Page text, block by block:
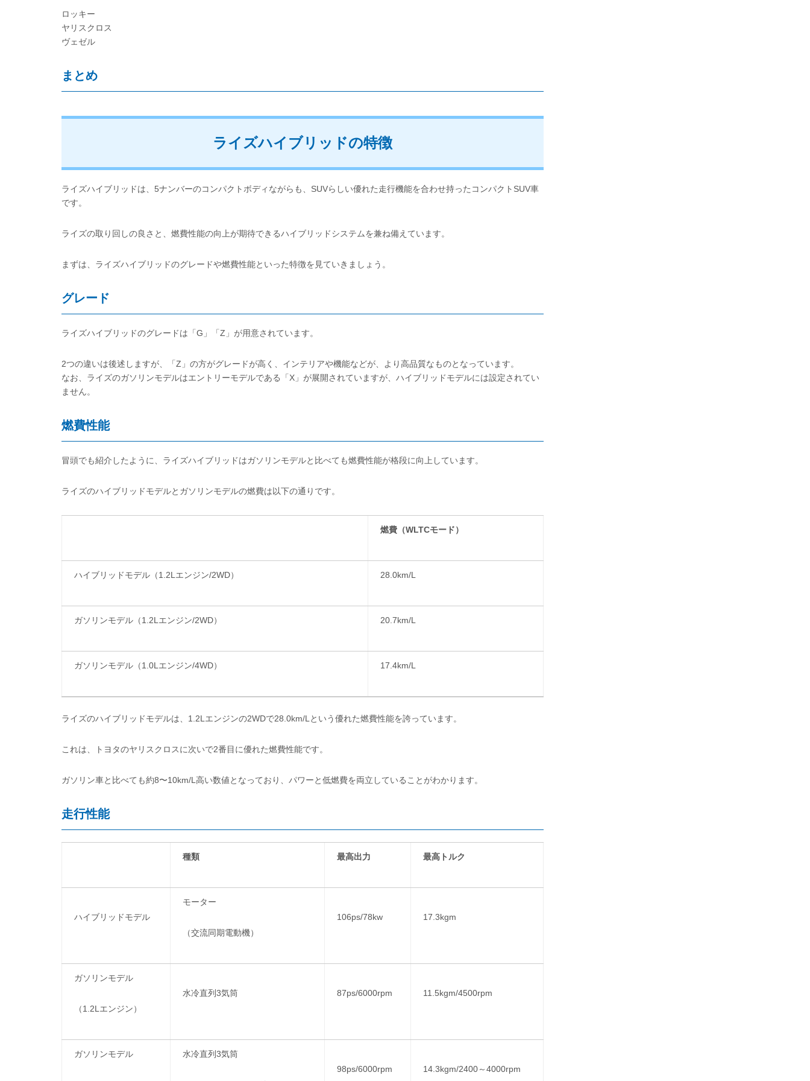
ロッキー
ヤリスクロス
ヴェゼル
まとめ
ライズハイブリッドの特徴
ライズハイブリッドは、5ナンバーのコンパクトボディながらも、SUVらしい優れた走行機能を合わせ持ったコンパクトSUV車
です。
ライズの取り回しの良さと、燃費性能の向上が期待できるハイブリッドシステムを兼ね備えています。
まずは、ライズハイブリッドのグレードや燃費性能といった特徴を見ていきましょう。
グレード
ライズハイブリッドのグレードは「G」「Z」が用意されています。
2つの違いは後述しますが、「Z」の方がグレードが高く、インテリアや機能などが、より高品質なものとなっています。
なお、ライズのガソリンモデルはエントリーモデルである「X」が展開されていますが、ハイブリッドモデルには設定されてい
ません。
燃費性能
冒頭でも紹介したように、ライズハイブリッドはガソリンモデルと比べても燃費性能が格段に向上しています。
ライズのハイブリッドモデルとガソリンモデルの燃費は以下の通りです。
燃費（WLTCモード）
ハイブリッドモデル（1.2Lエンジン/2WD） 28.0km/L
ガソリンモデル（1.2Lエンジン/2WD） 20.7km/L
ガソリンモデル（1.0Lエンジン/4WD） 17.4km/L
ライズのハイブリッドモデルは、1.2Lエンジンの2WDで28.0km/Lという優れた燃費性能を誇っています。
これは、トヨタのヤリスクロスに次いで2番目に優れた燃費性能です。
ガソリン車と比べても約8〜10km/L高い数値となっており、パワーと低燃費を両立していることがわかります。
走行性能
種類 最高出力 最高トルク
ハイブリッドモデル
モーター
（交流同期電動機）
106ps/78kw 17.3kgm
ガソリンモデル
（1.2Lエンジン）
水冷直列3気筒 87ps/6000rpm 11.5kgm/4500rpm
ガソリンモデル 水冷直列3気筒
98ps/6000rpm 14.3kgm/2400～4000rpm